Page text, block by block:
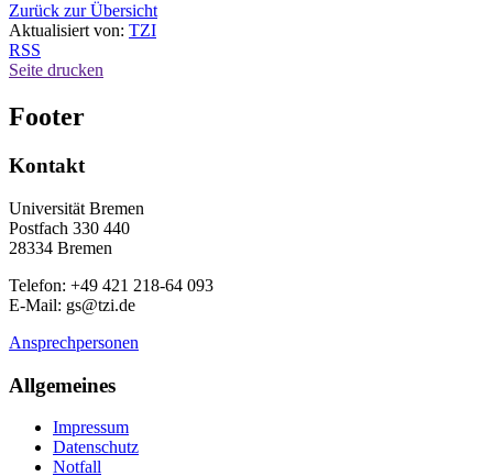
Zurück zur Übersicht
Aktualisiert von: TZI
RSS
Seite drucken
Footer
Kontakt
Universität Bremen
Postfach 330 440
28334 Bremen
Telefon: +49 421 218-64 093
E-Mail: gs@tzi.de
Ansprechpersonen
Allgemeines
Impressum
Datenschutz
Notfall